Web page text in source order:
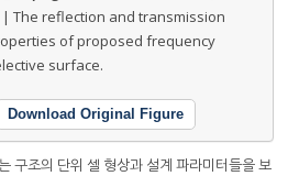
| The reflection and transmission
of proposed frequency
surface.
Download Original Figure
구조의 단위 셀 형상과 설계 파라미터들을 보